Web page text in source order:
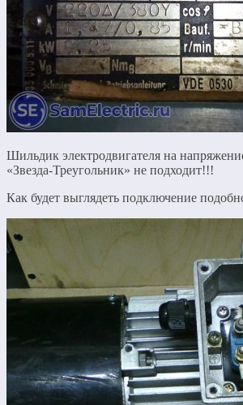
Шильдик электродвигателя на
«Звезда-Треугольник» не подходит!!!
Как будет выглядеть подключение